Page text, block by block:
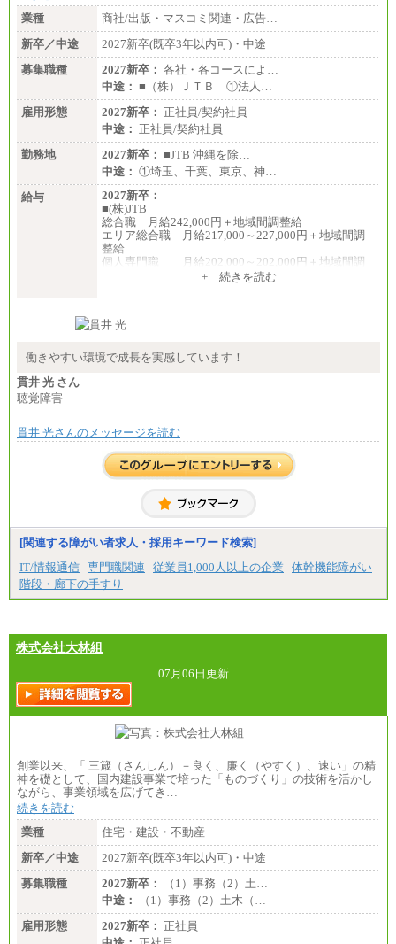
業種
商社/出版・マスコミ関連・広告…
新卒／中途
2027新卒(既卒3年以内可)・中途
募集職種
2027新卒： 各社・各コースによ…
中途： ■（株）ＪＴＢ ①法人…
雇用形態
2027新卒： 正社員/契約社員
中途： 正社員/契約社員
勤務地
2027新卒： ■JTB 沖縄を除…
中途： ①埼玉、千葉、東京、神…
給与
2027新卒：
■(株)JTB
総合職 月給242,000円＋地域間調整給
エリア総合職 月給217,000～227,000円＋地域間調
整給
個人専門職 月給202,000～202,000円＋地域間調
総合職 月給208,000～235,000円
※詳細はJTBキャリアサイトよりご確認ください。
総合職 月給220,000～230,000円＋地域間調整給
整給
※詳細はJTBキャリアサイトよりご確認ください。
■(株)JTBコミュニケーションデザイン
総合職 月給230,000円
みなし残業手当：20,000円（一律支給）※みなし
残業手当の残業時間は10.43時間。
間に応じて、時間外手当等を支給。
エリアサポート職 月給188,000円
訪日事業職 月給202,000～227,000円＋地域間調整
給
※詳細はJTBキャリアサイトよりご確認ください。
■(株)JTBビジネストランスフォーム
総合職 月給205,000～225,000円＋地域間調整給
※詳細はJTBキャリアサイトよりご確認ください。
■(株)JTBデータサービス ※2027年新卒募集終了
※詳細はJTBキャリアサイトよりご確認ください。
■I&Jデジタルイノベーション(株)
総合職 月給224,500～242,600円＋地域手当
※詳細はJTBキャリアサイトよりご確認ください。
＜有期社員コース＞
■(株)JTBビジネストランスフォーム
有期契約職 月給185,000～195,000円
※詳細はJTBキャリアサイトよりご確認ください。
+ 続きを読む
働きやすい環境で成長を実感しています！
貫井 光 さん
聴覚障害
貫井 光さんのメッセージを読む
[関連する障がい者求人・採用キーワード検索]
IT/情報通信 専門職関連 従業員1,000人以上の企業
体幹機能障がい
階段・廊下の手すり
株式会社大林組
07月06日更新
創業以来、「 三箴（さんしん）－良く、廉く（やすく）、速い」の精
神を礎として、国内建設事業で培った「ものづくり」の技術を活かし
ながら、事業領域を広げてき…
続きを読む
業種
住宅・建設・不動産
新卒／中途
2027新卒(既卒3年以内可)・中途
募集職種
2027新卒：
（1）事務（2）土…
中途：
（1）事務（2）土木（…
雇用形態
2027新卒： 正社員